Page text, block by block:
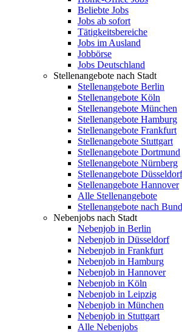
Beliebte Jobs
Jobs ab sofort
Tätigkeitsbereiche
Jobs im Ausland
Jobbörse
Jobs Deutschland
Stellenangebote nach Stadt
Stellenangebote Berlin
Stellenangebote Köln
Stellenangebote München
Stellenangebote Hamburg
Stellenangebote Frankfurt
Stellenangebote Stuttgart
Stellenangebote Dortmund
Stellenangebote Nürnberg
Stellenangebote Düsseldorf
Stellenangebote Hannover
Alle Stellenangebote
Stellenangebote nach
Nebenjobs nach Stadt
Nebenjob in Berlin
Nebenjob in Düsseldorf
Nebenjob in Frankfurt
Nebenjob in Hamburg
Nebenjob in Hannover
Nebenjob in Köln
Nebenjob in Leipzig
Nebenjob in München
Nebenjob in Stuttgart
Alle Nebenjobs